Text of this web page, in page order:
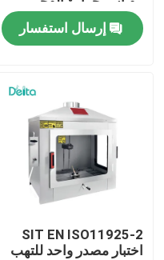
رقابة جودة
اطلب اقتباس
معدات الاختبار الكهربائية
معدات اختبار الحريق
مقياس القيمة الحرارية
إرسال استفسار
SIT EN ISO11925-2
اختبار مصدر واحد للتهب